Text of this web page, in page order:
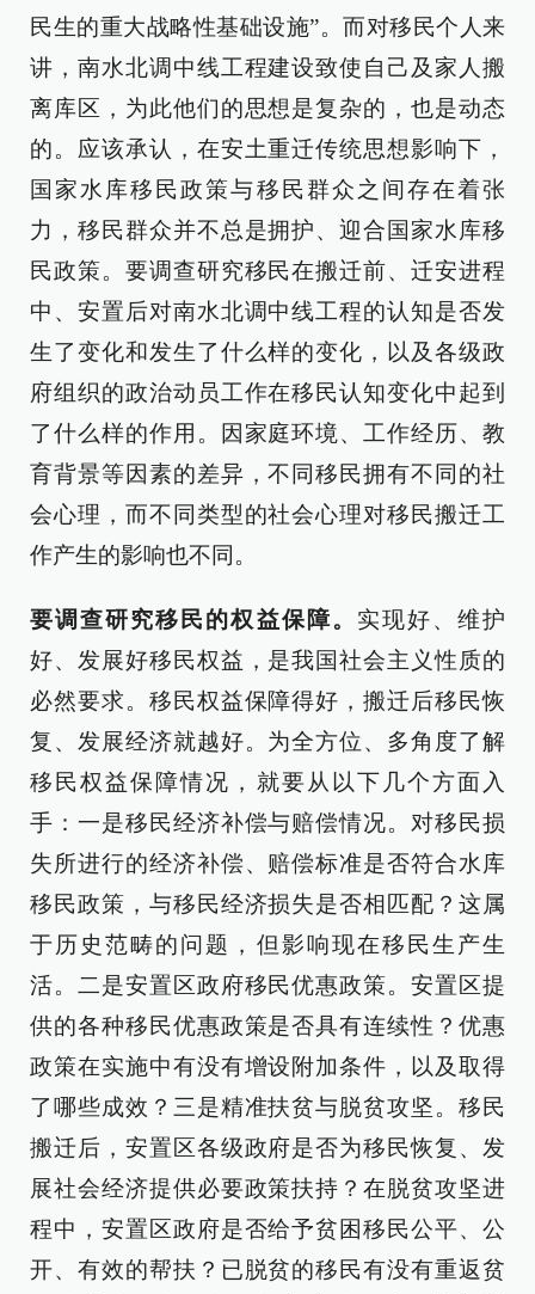
民生的重大战略性基础设施”。而对移民个人来
讲，南水北调中线工程建设致使自己及家人搬
离库区，为此他们的思想是复杂的，也是动态
的。应该承认，在安土重迁传统思想影响下，
国家水库移民政策与移民群众之间存在着张
力，移民群众并不总是拥护、迎合国家水库移
民政策。要调查研究移民在搬迁前、迁安进程
中、安置后对南水北调中线工程的认知是否发
生了变化和发生了什么样的变化，以及各级政
府组织的政治动员工作在移民认知变化中起到
了什么样的作用。因家庭环境、工作经历、教
育背景等因素的差异，不同移民拥有不同的社
会心理，而不同类型的社会心理对移民搬迁工
作产生的影响也不同。
要调查研究移民的权益保障。 实现好、维护
好、发展好移民权益，是我国社会主义性质的
必然要求。移民权益保障得好，搬迁后移民恢
复、发展经济就越好。为全方位、多角度了解
移民权益保障情况，就要从以下几个方面入
手：一是移民经济补偿与赔偿情况。对移民损
失所进行的经济补偿、赔偿标准是否符合水库
移民政策，与移民经济损失是否相匹配？这属
于历史范畴的问题，但影响现在移民生产生
活。二是安置区政府移民优惠政策。安置区提
供的各种移民优惠政策是否具有连续性？优惠
政策在实施中有没有增设附加条件，以及取得
了哪些成效？三是精准扶贫与脱贫攻坚。移民
搬迁后，安置区各级政府是否为移民恢复、发
展社会经济提供必要政策扶持？在脱贫攻坚进
程中，安置区政府是否给予贫困移民公平、公
开、有效的帮扶？已脱贫的移民有没有重返贫